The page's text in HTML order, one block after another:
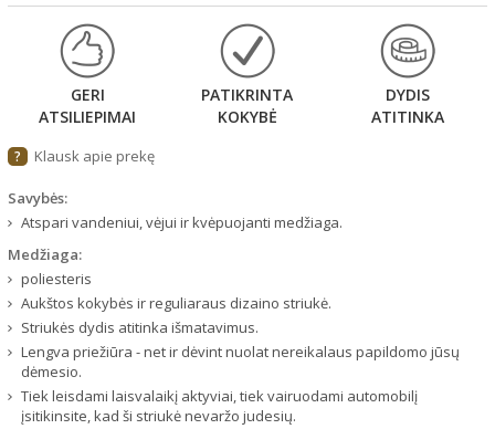
GERI
ATSILIEPIMAI
PATIKRINTA
KOKYBĖ
DYDIS
ATITINKA
? Klausk apie prekę
Savybės:
Atspari vandeniui, vėjui ir kvėpuojanti medžiaga.
Medžiaga:
poliesteris
Aukštos kokybės ir reguliaraus dizaino striukė.
Striukės dydis atitinka išmatavimus.
Lengva priežiūra - net ir dėvint nuolat nereikalaus papildomo jūsų
dėmesio.
Tiek leisdami laisvalaikį aktyviai, tiek vairuodami automobilį
įsitikinsite, kad ši striukė nevaržo judesių.